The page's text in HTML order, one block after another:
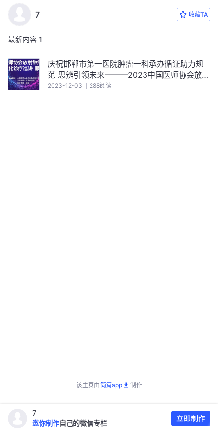
7 收藏TA
最新内容 1
庆祝邯郸市第一医院肿瘤一科承办循证助力规
范 思辨引领未来———2023中国医师协会放射
肿瘤治疗医师分会规范化诊疗巡讲 邯郸站 顺利
2023-12-03 288阅读
该主页由简篇app 制作
7
邀你制作 自己的微信专栏